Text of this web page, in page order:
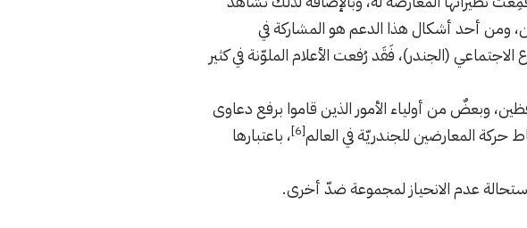
ومن أحد أشكال هذا الدعم هو المشاركة في
(الجندر)، فَقَد رُفعت الأعلام الملوّنة في كثير
وبعضٌ من أولياء الأمور الذين قاموا برفع دعاوى
حركة المعارضين للجندريّة في العالم[6]
، باعتبارها
عدم الانحياز لمجموعة ضدّ أخرى.